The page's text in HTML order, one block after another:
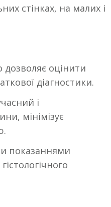
стінках, на малих і
оцінити
діагностики.
і
мінімізує
показаннями